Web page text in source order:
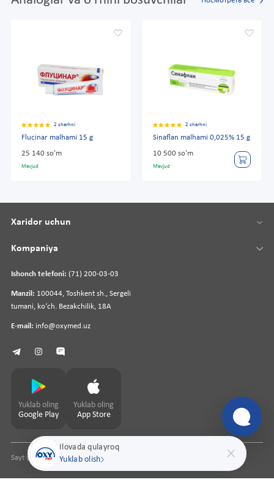
2 sharhni
Flucinar malhami 15 g
25 140 so'm
Mavjud
2 sharhni
Sinaflan malhami 0,025% 15 g
10 500 so'm
Mavjud
Ilovada qulayroq
Yuklab olish
Ishonch telefoni: (71) 200-03-03
Manzil: 100044, Toshkent sh., Sergeli
tumani, koʻch. Bezakchilik, 18A
E-mail: info@oxymed.uz
Xaridor uchun
Kompaniya
Yuklab oling
Google Play
Yuklab oling
App Store
Sayt yaratuvchipharmit.uz